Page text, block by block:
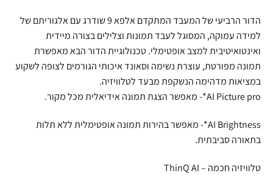
הדור הרביעי של המעבד המתקדם אלפא 9 שודרג עם אלגוריתם של
למידה עמוקה, המסוגל לעבד תמונות וצלילים בצורה מיידית
ואינטואיטיבית למצב אופטימלי. טכנולוגיית הדור הבא מאפשרת
תמונה מפורטת, עוצרת נשימה וסאונד איכותי הגורמים לצופה לשקוע
במציאות מדהימה הנשקפת מבעד לטלוויזיה.
AI Picture pro*- מאפשר הצגת תמונה אידיאלית מכל מקור.
AI Brightness*- מאפשר בהירות תמונה אופטימלית ללא תלות
בתאורה סביבתית.
טלוויזיה חכמה – ThinQ AI